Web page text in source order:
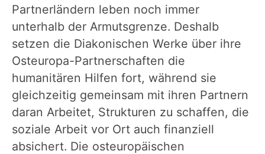
Partnerländern leben noch immer
unterhalb der Armutsgrenze. Deshalb
setzen die Diakonischen Werke über ihre
Osteuropa-Partnerschaften die
humanitären Hilfen fort, während sie
gleichzeitig gemeinsam mit ihren Partnern
daran Arbeitet, Strukturen zu schaffen, die
soziale Arbeit vor Ort auch finanziell
absichert. Die osteuropäischen